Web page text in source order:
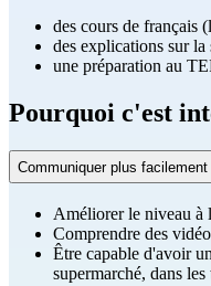
des cours de français
des explications sur
une préparation au
Pourquoi c'est
Communiquer plus
Améliorer le niveau à
Comprendre des
Être capable d'avoir
supermarché, dans les